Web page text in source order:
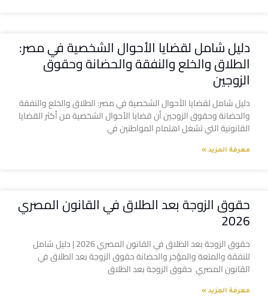
دليل شامل لقضايا الأحوال الشخصية في مصر:
الطلاق والخلع والنفقة والحضانة وحقوق
الزوجين
دليل شامل لقضايا الأحوال الشخصية في مصر: الطلاق والخلع والنفقة
والحضانة وحقوق الزوجين أن قضايا الأحوال الشخصية من أكثر القضايا
القانونية التي تشغل اهتمام المواطنين في
معرفة المزيد »
حقوق الزوجة بعد الطلاق في القانون المصري
2026
حقوق الزوجة بعد الطلاق في القانون المصري 2026 | دليل شامل
للنفقة والمتعة والمؤخر والحضانة حقوق الزوجة بعد الطلاق في
القانون المصري حقوق الزوجة بعد الطلاق
معرفة المزيد »